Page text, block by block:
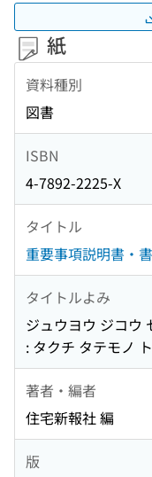
紙
資料種別
図書
ISBN
4-7892-2225-X
タイトル
重要事項説明書・
タイトルよみ
ジュウヨウ ジコウ
: タクチ タテモノ
著者・編者
住宅新報社 編
版